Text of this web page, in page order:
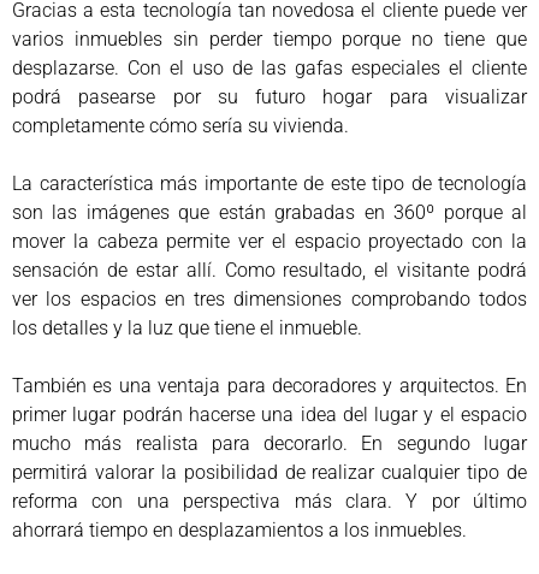
Gracias a esta tecnología tan novedosa el cliente puede ver
varios inmuebles sin perder tiempo porque no tiene que
desplazarse. Con el uso de las gafas especiales el cliente
podrá pasearse por su futuro hogar para visualizar
completamente cómo sería su vivienda.
La característica más importante de este tipo de tecnología
son las imágenes que están grabadas en 360º porque al
mover la cabeza permite ver el espacio proyectado con la
sensación de estar allí. Como resultado, el visitante podrá
ver los espacios en tres dimensiones comprobando todos
los detalles y la luz que tiene el inmueble.
También es una ventaja para decoradores y arquitectos. En
primer lugar podrán hacerse una idea del lugar y el espacio
mucho más realista para decorarlo. En segundo lugar
permitirá valorar la posibilidad de realizar cualquier tipo de
reforma con una perspectiva más clara. Y por último
ahorrará tiempo en desplazamientos a los inmuebles.